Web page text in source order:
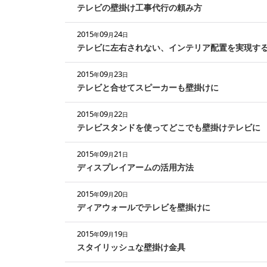
テレビの壁掛け工事代行の頼み方
2015年09月24日
テレビに左右されない、インテリア配置を実現す
2015年09月23日
テレビと合せてスピーカーも壁掛けに
2015年09月22日
テレビスタンドを使ってどこでも壁掛けテレビに
2015年09月21 日
ディスプレイアームの活用方法
2015年09月20日
ディアウォールでテレビを壁掛けに
2015年09月 19日
スタイリッシュな壁掛け金具